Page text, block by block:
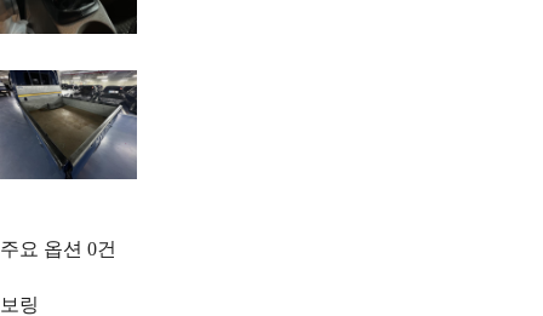
주요 옵션 0건
보링